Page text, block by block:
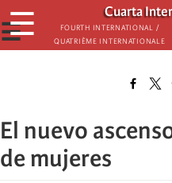
Skip
to
main
Cuarta
Fourth International /
Quatrième internationale
☰
☰
El nuevo
de mujeres